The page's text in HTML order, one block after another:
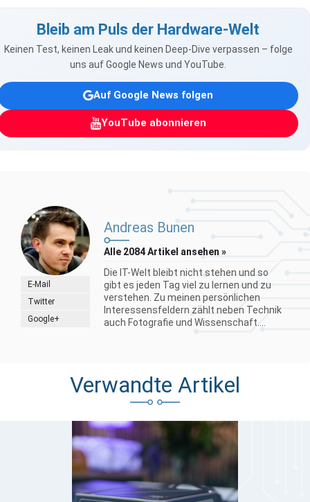
Bleib am Puls der Hardware-Welt
Keinen Test, keinen Leak und keinen Deep-Dive verpassen – folge
uns auf Google News und YouTube.
Auf Google News folgen
YouTube abonnieren
E-Mail
Twitter
Google+
Andreas Bunen
Alle 2084 Artikel ansehen »
Die IT-Welt bleibt nicht stehen und so
gibt es jeden Tag viel zu lernen und zu
verstehen. Zu meinen persönlichen
Interessensfeldern zählt neben Technik
auch Fotografie und Wissenschaft....
Verwandte Artikel